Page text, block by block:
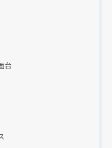
台